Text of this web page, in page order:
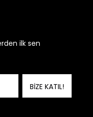
ilk sen
BİZE KATIL!